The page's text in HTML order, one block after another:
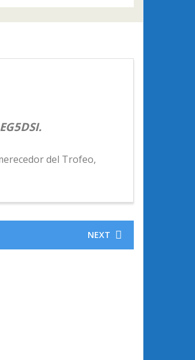
del Trofeo,
NEXT